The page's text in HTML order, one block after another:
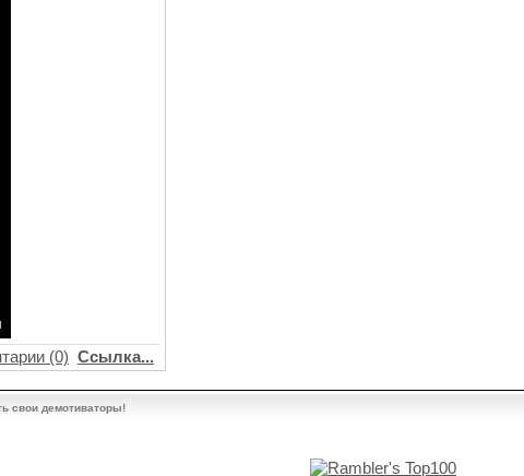
(0) Ссылка...
свои демотиваторы!